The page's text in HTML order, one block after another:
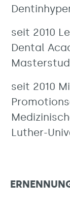
seit 2010
Dental
seit 2010
Luther-